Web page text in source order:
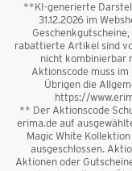
**KI-generierte
31.12.2026 im
rabattierte Artikel sind
nicht kombinierbar
Aktionscode muss im
Übrigen die
https://
** Der Aktionscode
erima.de auf
Magic White
ausgeschlossen.
Aktionen oder